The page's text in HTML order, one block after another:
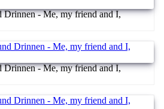
Drinnen - Me, my friend and I,
Drinnen - Me, my friend and I,